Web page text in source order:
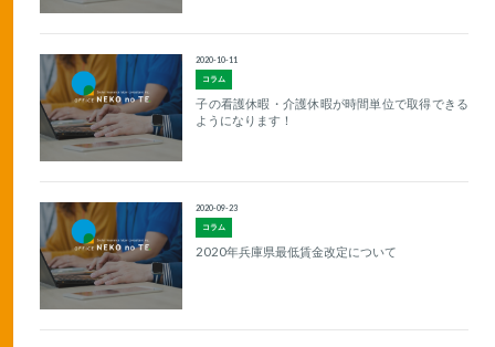
コラム
2020-10-11
子の看護休暇・介護休暇が時間単位で取得できる
ようになります！
コラム
2020-09-23
2020年兵庫県最低賃金改定について